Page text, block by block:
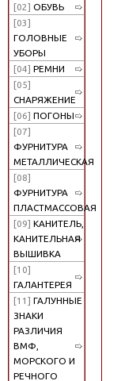
[02] ОБУВЬ
[03]
ГОЛОВНЫЕ
УБОРЫ
[04] РЕМНИ
[05]
СНАРЯЖЕНИЕ
[06] ПОГОНЫ
[07]
ФУРНИТУРА
МЕТАЛЛИЧЕСКАЯ
[08]
ФУРНИТУРА
ПЛАСТМАССОВАЯ
[09] КАНИТЕЛЬ,
КАНИТЕЛЬНАЯ
ВЫШИВКА
[10]
ГАЛАНТЕРЕЯ
[11] ГАЛУННЫЕ
ЗНАКИ
РАЗЛИЧИЯ
ВМФ,
МОРСКОГО И
РЕЧНОГО